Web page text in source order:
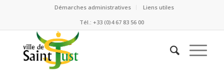
Démarches administratives
Liens utiles
Tél.: +33 (0)4 67 83 56 00